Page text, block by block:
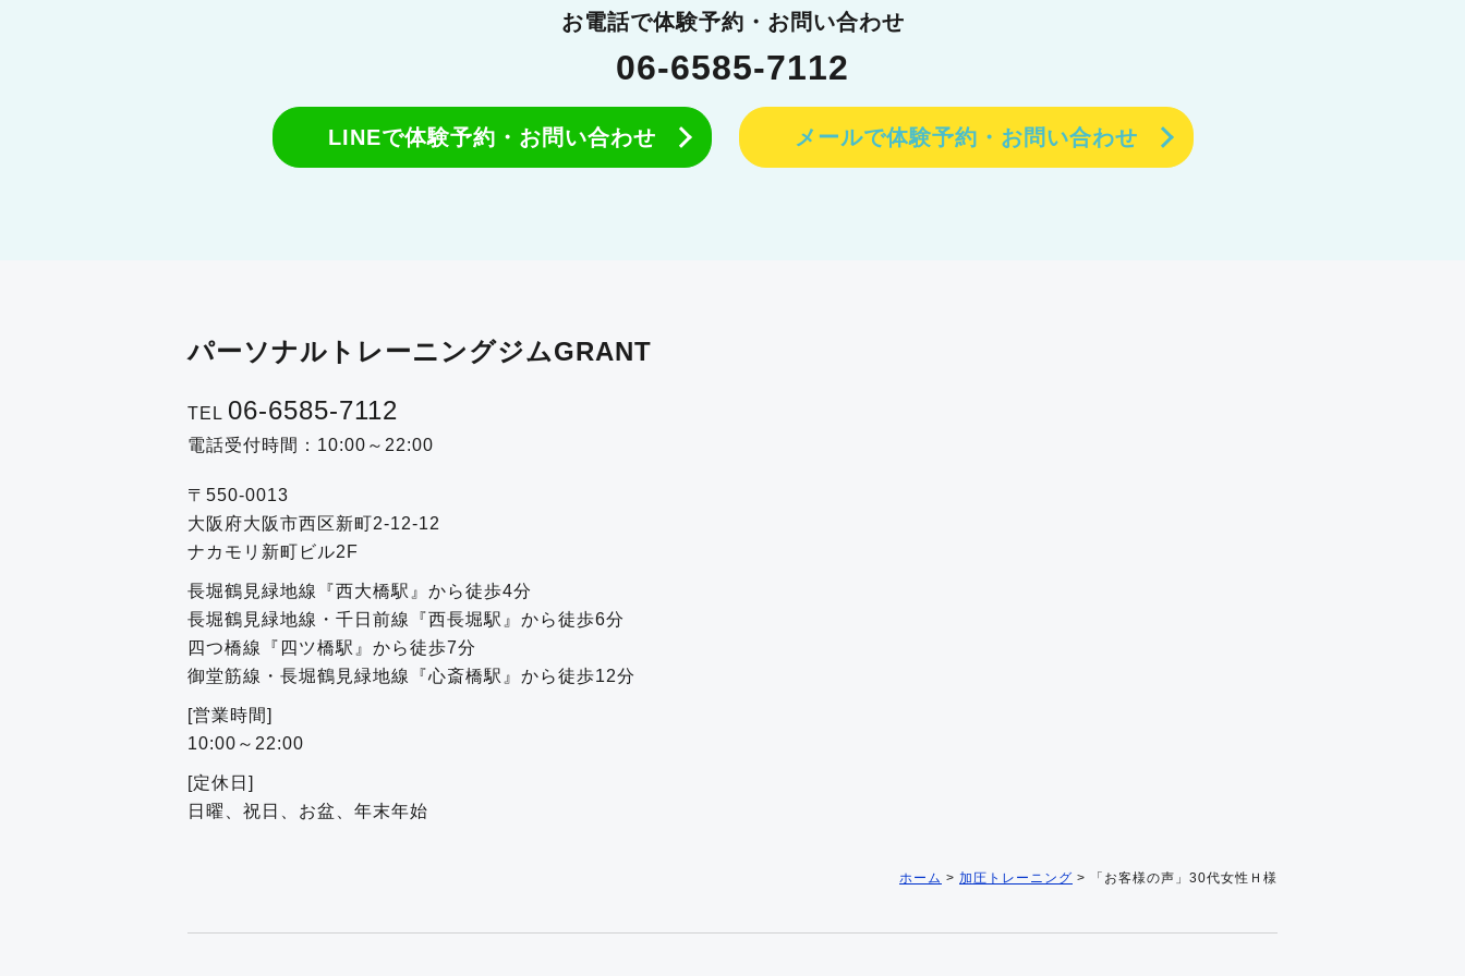
お電話で体験予約・お問い合わせ
06-6585-7112
LINEで体験予約・お問い合わせ メールで体験予約・お問い合わせ
パーソナルトレーニングジムGRANT
TEL 06-6585-7112
電話受付時間：10:00～22:00
〒550-0013
大阪府大阪市西区新町2-12-12
ナカモリ新町ビル2F
長堀鶴見緑地線『西大橋駅』から徒歩4分
長堀鶴見緑地線・千日前線『西長堀駅』から徒歩6分
四つ橋線『四ツ橋駅』から徒歩7分
御堂筋線・長堀鶴見緑地線『心斎橋駅』から徒歩12分
[営業時間]
10:00～22:00
[定休日]
日曜、祝日、お盆、年末年始
ホーム > 加圧トレーニング > 「お客様の声」30代女性Ｈ様